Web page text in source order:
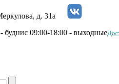
д. 31а
буднис 09:00-18:00 - выходные